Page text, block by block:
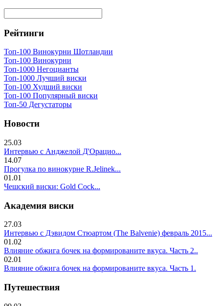
Рейтинги
Топ-100 Винокурни Шотландии
Топ-100 Винокурни
Топ-1000 Негоцианты
Топ-1000 Лучший виски
Топ-100 Худший виски
Топ-100 Популярный виски
Топ-50 Дегустаторы
Новости
25.03
Интервью с Анджелой Д'Орацио...
14.07
Прогулка по винокурне R.Jelinek...
01.01
Чешский виски: Gold Cock...
Академия виски
27.03
Интервью с Дэвидом Стюартом (The Balvenie) февраль 2015...
01.02
Влияние обжига бочек на формированите вкуса. Часть 2..
02.01
Влияние обжига бочек на формированите вкуса. Часть 1.
Путешествия